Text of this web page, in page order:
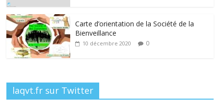
o
k
Carte d’orientation de la Société de la
Bienveillance
10 décembre 2020 0
laqvt.fr sur Twitter